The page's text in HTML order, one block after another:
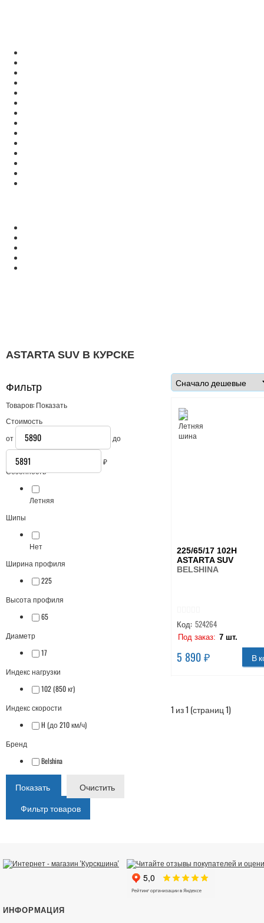
ASTARTA SUV В КУРСКЕ
Фильтр
Товаров: Показать
Стоимость
от
до
₽
Сезонность
Летняя
Шипы
Нет
Ширина профиля
225
Высота профиля
65
Диаметр
17
Индекс нагрузки
102 (850 кг)
Индекс скорости
H (до 210 км/ч)
Бренд
Belshina
Показать
Очистить
Фильтр товаров
225/65/17 102H
ASTARTA SUV
BELSHINA
Код: 524264
Под заказ: 7 шт.
5 890 ₽ В
1 из 1 (страниц 1)
ИНФОРМАЦИЯ